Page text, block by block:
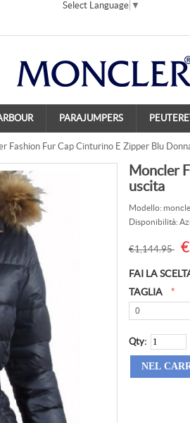
Select Language ▼
PARAJUMPERS
Fashion Fur Cap Cinturino E Zipper Blu
Moncler
uscita
Modello:
Disponibilità:
€1,144.95
FAI LA
TAGLIA
*
Qty: